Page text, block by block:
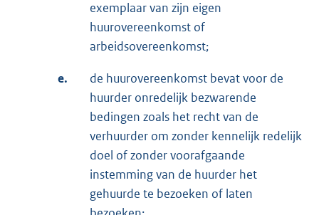
exemplaar van zijn eigen
huurovereenkomst of
arbeidsovereenkomst;
e.
de huurovereenkomst bevat voor de
huurder onredelijk bezwarende
bedingen zoals het recht van de
verhuurder om zonder kennelijk redelijk
doel of zonder voorafgaande
instemming van de huurder het
gehuurde te bezoeken of laten